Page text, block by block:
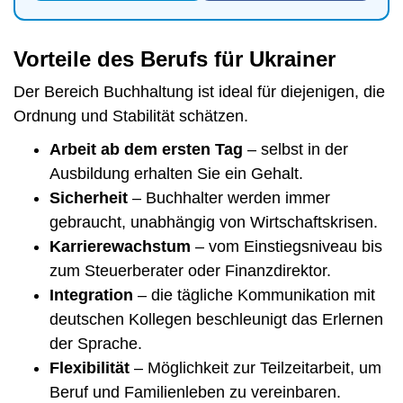
Vorteile des Berufs für Ukrainer
Der Bereich Buchhaltung ist ideal für diejenigen, die
Ordnung und Stabilität schätzen.
Arbeit ab dem ersten Tag – selbst in der
Ausbildung erhalten Sie ein Gehalt.
Sicherheit – Buchhalter werden immer
gebraucht, unabhängig von Wirtschaftskrisen.
Karrierewachstum – vom Einstiegsniveau bis
zum Steuerberater oder Finanzdirektor.
Integration – die tägliche Kommunikation mit
deutschen Kollegen beschleunigt das Erlernen
der Sprache.
Flexibilität – Möglichkeit zur Teilzeitarbeit, um
Beruf und Familienleben zu vereinbaren.